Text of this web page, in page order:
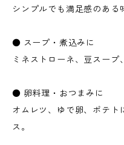
シンプルでも満足感のある
● スープ・煮込みに
ミネストローネ、豆スープ
● 卵料理・おつまみに
オムレツ、ゆで卵、ポテト
ス。